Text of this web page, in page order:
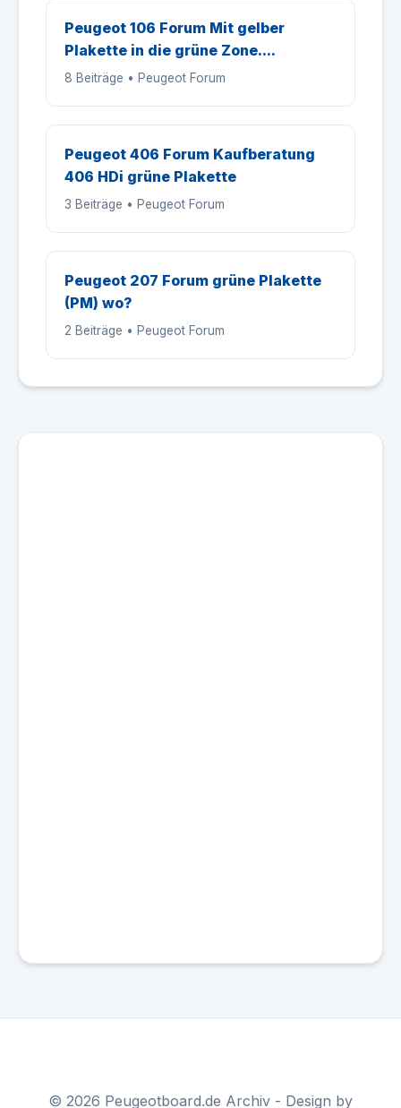
Peugeot 106 Forum Mit gelber
Plakette in die grüne Zone....
8 Beiträge • Peugeot Forum
Peugeot 406 Forum Kaufberatung
406 HDi grüne Plakette
3 Beiträge • Peugeot Forum
Peugeot 207 Forum grüne Plakette
(PM) wo?
2 Beiträge • Peugeot Forum
© 2026 Peugeotboard.de Archiv - Design by